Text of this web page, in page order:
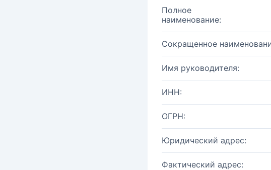
Полное
наименование:
Сокращенное
Имя руководителя:
ИНН:
ОГРН:
Юридический адрес:
Фактический адрес: